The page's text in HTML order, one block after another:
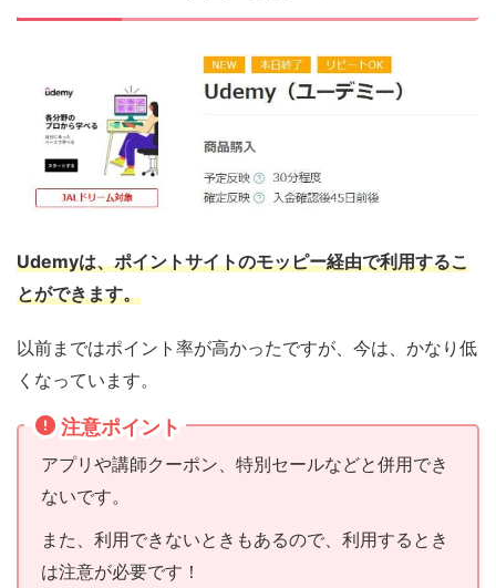
Udemyは、ポイントサイトのモッピー経由で利用するこ
とができます。
以前まではポイント率が高かったですが、今は、かなり低
くなっています。
注意ポイント
アプリや講師クーポン、特別セールなどと併用でき
ないです。
また、利用できないときもあるので、利用するとき
は注意が必要です！